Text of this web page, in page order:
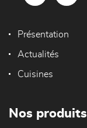
Présentation
Actualités
Cuisines
Nos produits